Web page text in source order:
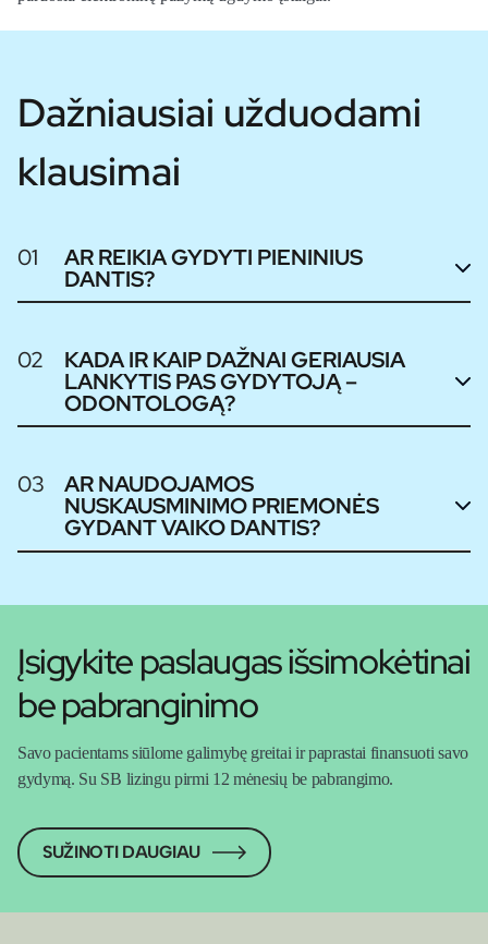
Dažniausiai užduodami
klausimai
01 AR REIKIA GYDYTI PIENINIUS
DANTIS?
02 KADA IR KAIP DAŽNAI GERIAUSIA
LANKYTIS PAS GYDYTOJĄ –
ODONTOLOGĄ?
03 AR NAUDOJAMOS
NUSKAUSMINIMO PRIEMONĖS
GYDANT VAIKO DANTIS?
Įsigykite paslaugas išsimokėtinai
be pabranginimo
Savo pacientams siūlome galimybę greitai ir paprastai finansuoti savo
gydymą. Su SB lizingu pirmi 12 mėnesių be pabrangimo.
SUŽINOTI DAUGIAU